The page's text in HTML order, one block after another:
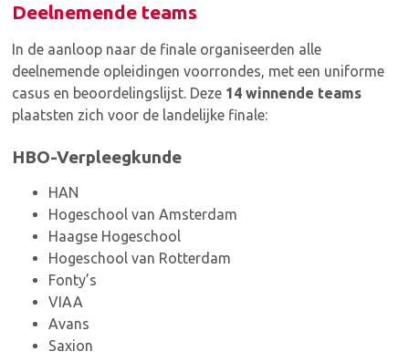
Deelnemende teams
In de aanloop naar de finale organiseerden alle
deelnemende opleidingen voorrondes, met een uniforme
casus en beoordelingslijst. Deze 14 winnende teams
plaatsten zich voor de landelijke finale:
HBO-Verpleegkunde
HAN
Hogeschool van Amsterdam
Haagse Hogeschool
Hogeschool van Rotterdam
Fonty’s
VIAA
Avans
Saxion